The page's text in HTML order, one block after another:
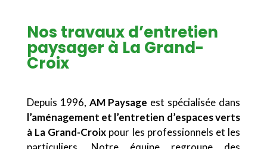
Nos travaux d’entretien
paysager à La Grand-
Croix
Depuis 1996, AM Paysage est spécialisée dans
l’aménagement et l’entretien d’espaces verts
à La Grand-Croix pour les professionnels et les